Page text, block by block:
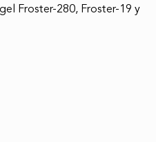
Froster-280, Froster-19 y